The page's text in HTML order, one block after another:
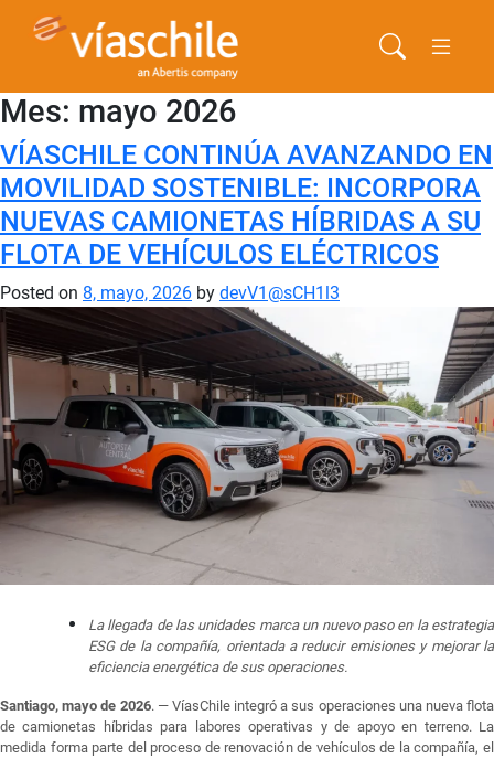
Mes: mayo 2026
VÍASCHILE CONTINÚA AVANZANDO EN
MOVILIDAD SOSTENIBLE: INCORPORA
NUEVAS CAMIONETAS HÍBRIDAS A SU
FLOTA DE VEHÍCULOS ELÉCTRICOS
Posted on 8, mayo, 2026 by devV1@sCH1l3
La llegada de las unidades marca un nuevo paso en la estrategia
ESG de la compañía, orientada a reducir emisiones y mejorar la
eficiencia energética de sus operaciones.
Santiago, mayo de 2026. —VíasChile integró a sus operaciones una nueva flota
de camionetas híbridas para labores operativas y de apoyo en terreno. La
medida forma parte del proceso de renovación de vehículos de la compañía, el